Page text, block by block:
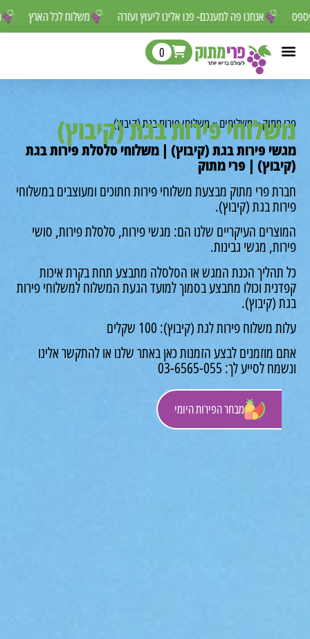
משלוח לכל הארץ אנחנו פה למענכם- פנו אלינו ליעוץ ועזרה לפספס
מבחר הפירות היומי
0
»משלוחים»משלוחי פירות בגת (קיבוץ)
פירות בגת (קיבוץ)
פירות בגת (קיבוץ) | משלוחי סלסלת פירות בגת
| פרי מתוק
פרי מתוק מבצעת משלוחי פירות חתוכים ומעוצבים במשלוחי
בגת (קיבוץ).
העיקריים שלנו הם: מגשי פירות, סלסלת פירות, סושי
מגשי גבינות.
הכנת המגש או הסלסלה מתבצע תחת בקרת איכות
וכולו מתבצע בסמוך למועד הגעת המשלוח למשלוחי פירות
(קיבוץ).
פירות לגת (קיבוץ): 100 שקלים
מוזמנים לבצע הזמנות כאן באתר שלנו או להתקשר אלינו
לך: 03-6565-055